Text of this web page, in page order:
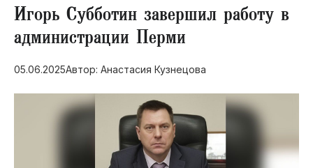
СВО
Выборы в Пермском крае
Социальная поддержка
Инфраструктура
Благоустройство
Игорь Субботин завершил работу в
администрации Перми
05.06.2025Автор: Анастасия Кузнецова